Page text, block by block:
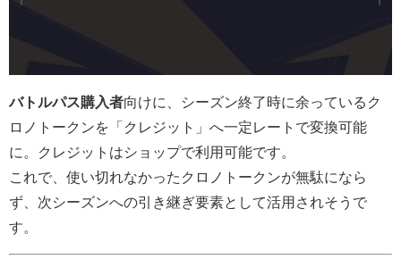
バトルパス購入者向けに、シーズン終了時に余っているク
ロノトークンを 「クレジット」 へ一定レートで変換可能
に。クレジットはショップで利用可能です。
これで、使い切れなかったクロノトークンが無駄になら
ず、次シーズンへの引き継ぎ要素として活用されそうで
す。